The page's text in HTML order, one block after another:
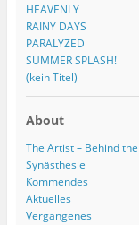
HEAVENLY
RAINY DAYS
PARALYZED
SUMMER SPLASH!
(kein Titel)
About
The Artist – Behind
Synästhesie
Kommendes
Aktuelles
Vergangenes